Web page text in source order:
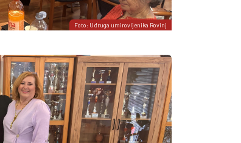
Foto: Udruga umirovljenika Rovinj